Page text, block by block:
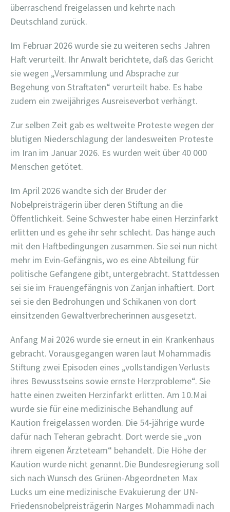
überraschend freigelassen und kehrte nach
Deutschland zurück.
Im Februar 2026 wurde sie zu weiteren sechs Jahren
Haft verurteilt. Ihr Anwalt berichtete, daß das Gericht
sie wegen „Versammlung und Absprache zur
Begehung von Straftaten“ verurteilt habe. Es habe
zudem ein zweijähriges Ausreiseverbot verhängt.
Zur selben Zeit gab es weltweite Proteste wegen der
blutigen Niederschlagung der landesweiten Proteste
im Iran im Januar 2026. Es wurden weit über 40 000
Menschen getötet.
Im April 2026 wandte sich der Bruder der
Nobelpreisträgerin über deren Stiftung an die
Öffentlichkeit. Seine Schwester habe einen Herzinfarkt
erlitten und es gehe ihr sehr schlecht. Das hänge auch
mit den Haftbedingungen zusammen. Sie sei nun nicht
mehr im Evin-Gefängnis, wo es eine Abteilung für
politische Gefangene gibt, untergebracht. Stattdessen
sei sie im Frauengefängnis von Zanjan inhaftiert. Dort
sei sie den Bedrohungen und Schikanen von dort
einsitzenden Gewaltverbrecherinnen ausgesetzt.
Anfang Mai 2026 wurde sie erneut in ein Krankenhaus
gebracht. Vorausgegangen waren laut Mohammadis
Stiftung zwei Episoden eines „vollständigen Verlusts
ihres Bewusstseins sowie ernste Herzprobleme“. Sie
hatte einen zweiten Herzinfarkt erlitten. Am 10.Mai
wurde sie für eine medizinische Behandlung auf
Kaution freigelassen worden. Die 54-jährige wurde
dafür nach Teheran gebracht. Dort werde sie „von
ihrem eigenen Ärzteteam“ behandelt. Die Höhe der
Kaution wurde nicht genannt.Die Bundesregierung soll
sich nach Wunsch des Grünen-Abgeordneten Max
Lucks um eine medizinische Evakuierung der UN-
Friedensnobelpreisträgerin Narges Mohammadi nach